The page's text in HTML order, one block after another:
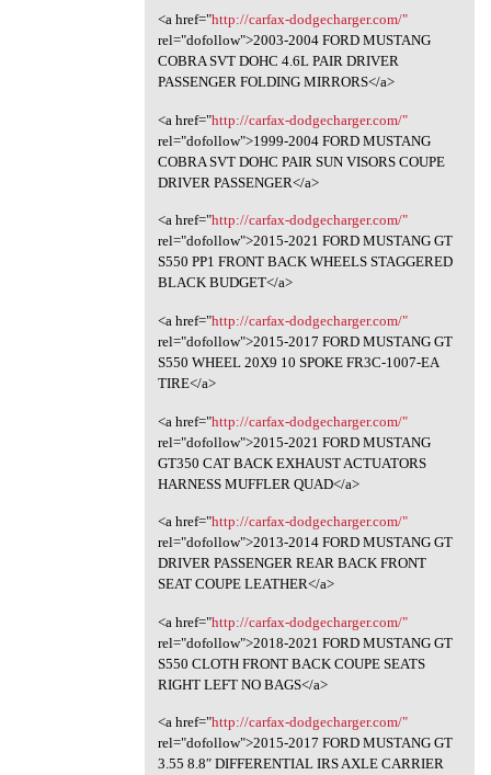
<a href="http://carfax-dodgecharger.com/"
rel="dofollow">2003-2004 FORD MUSTANG
COBRA SVT DOHC 4.6L PAIR DRIVER
PASSENGER FOLDING MIRRORS</a>
<a href="http://carfax-dodgecharger.com/"
rel="dofollow">1999-2004 FORD MUSTANG
COBRA SVT DOHC PAIR SUN VISORS COUPE
DRIVER PASSENGER</a>
<a href="http://carfax-dodgecharger.com/"
rel="dofollow">2015-2021 FORD MUSTANG GT
S550 PP1 FRONT BACK WHEELS STAGGERED
BLACK BUDGET</a>
<a href="http://carfax-dodgecharger.com/"
rel="dofollow">2015-2017 FORD MUSTANG GT
S550 WHEEL 20X9 10 SPOKE FR3C-1007-EA
TIRE</a>
<a href="http://carfax-dodgecharger.com/"
rel="dofollow">2015-2021 FORD MUSTANG
GT350 CAT BACK EXHAUST ACTUATORS
HARNESS MUFFLER QUAD</a>
<a href="http://carfax-dodgecharger.com/"
rel="dofollow">2013-2014 FORD MUSTANG GT
DRIVER PASSENGER REAR BACK FRONT
SEAT COUPE LEATHER</a>
<a href="http://carfax-dodgecharger.com/"
rel="dofollow">2018-2021 FORD MUSTANG GT
S550 CLOTH FRONT BACK COUPE SEATS
RIGHT LEFT NO BAGS</a>
<a href="http://carfax-dodgecharger.com/"
rel="dofollow">2015-2017 FORD MUSTANG GT
3.55 8.8″ DIFFERENTIAL IRS AXLE CARRIER